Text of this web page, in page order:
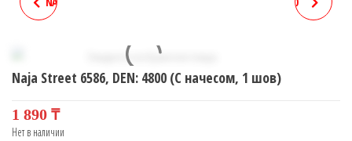
Naja Street 6586, DEN: 4800 (C начесом, 1 шов)
1 890 ₸
Нет в наличии